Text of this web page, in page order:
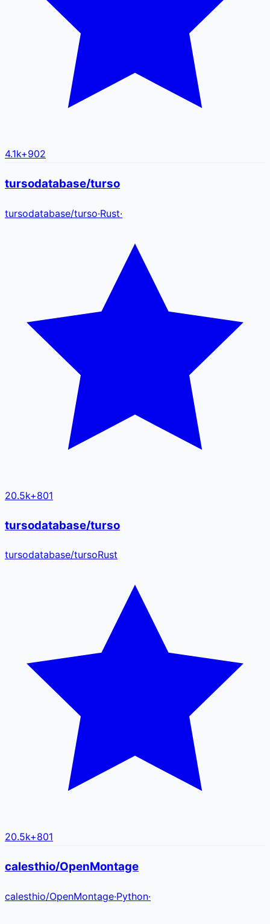
4.1k+902
tursodatabase/turso
tursodatabase/turso·Rust·
20.5k+801
tursodatabase/turso
tursodatabase/tursoRust
20.5k+801
calesthio/OpenMontage
calesthio/OpenMontage·Python·